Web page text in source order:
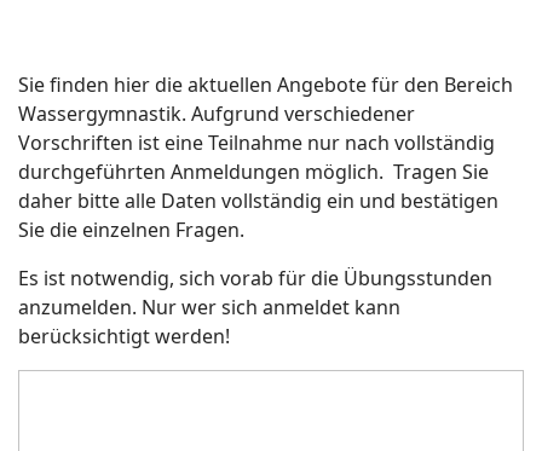
Sie finden hier die aktuellen Angebote für den Bereich
Wassergymnastik. Aufgrund verschiedener
Vorschriften ist eine Teilnahme nur nach vollständig
durchgeführten Anmeldungen möglich. Tragen Sie
daher bitte alle Daten vollständig ein und bestätigen
Sie die einzelnen Fragen.
Es ist notwendig, sich vorab für die Übungsstunden
anzumelden. Nur wer sich anmeldet kann
berücksichtigt werden!